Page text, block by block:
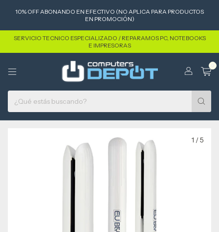
10% OFF ABONANDO EN EFECTIVO (NO APLICA PARA PRODUCTOS
EN PROMOCIÓN)
SERVICIO TECNICO ESPECIALIZADO / REPARAMOS PC, NOTEBOOKS
E IMPRESORAS
1 /5